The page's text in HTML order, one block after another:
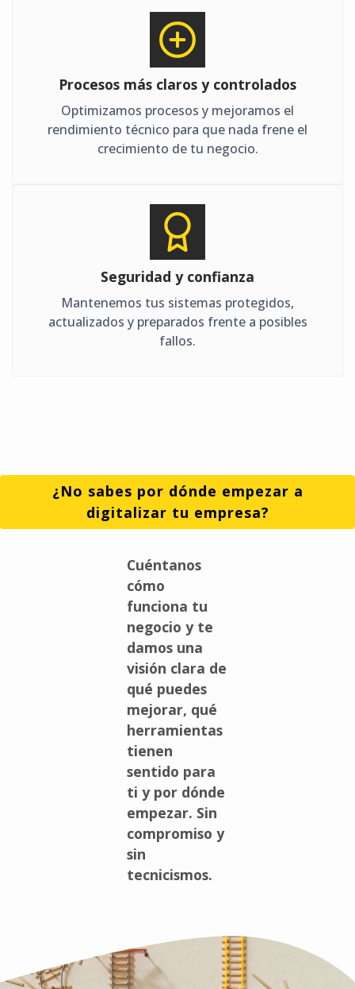
Procesos más claros y controlados
Optimizamos procesos y mejoramos el
rendimiento técnico para que nada frene el
crecimiento de tu negocio.
Seguridad y confianza
Mantenemos tus sistemas protegidos,
actualizados y preparados frente a posibles
fallos.
¿No sabes por dónde empezar a
digitalizar tu empresa?
Cuéntanos
cómo
funciona tu
negocio y te
damos una
visión clara de
qué puedes
mejorar, qué
herramientas
tienen
sentido para
ti y por dónde
empezar. Sin
compromiso y
sin
tecnicismos.